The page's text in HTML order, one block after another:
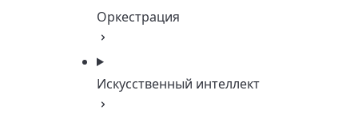
Оркестрация
Искусственный интеллект